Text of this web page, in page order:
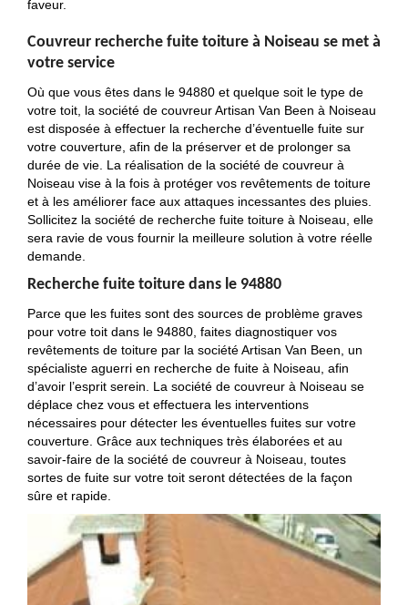
faveur.
Couvreur recherche fuite toiture à Noiseau se met à
votre service
Où que vous êtes dans le 94880 et quelque soit le type de
votre toit, la société de couvreur Artisan Van Been à Noiseau
est disposée à effectuer la recherche d’éventuelle fuite sur
votre couverture, afin de la préserver et de prolonger sa
durée de vie. La réalisation de la société de couvreur à
Noiseau vise à la fois à protéger vos revêtements de toiture
et à les améliorer face aux attaques incessantes des pluies.
Sollicitez la société de recherche fuite toiture à Noiseau, elle
sera ravie de vous fournir la meilleure solution à votre réelle
demande.
Recherche fuite toiture dans le 94880
Parce que les fuites sont des sources de problème graves
pour votre toit dans le 94880, faites diagnostiquer vos
revêtements de toiture par la société Artisan Van Been, un
spécialiste aguerri en recherche de fuite à Noiseau, afin
d’avoir l’esprit serein. La société de couvreur à Noiseau se
déplace chez vous et effectuera les interventions
nécessaires pour détecter les éventuelles fuites sur votre
couverture. Grâce aux techniques très élaborées et au
savoir-faire de la société de couvreur à Noiseau, toutes
sortes de fuite sur votre toit seront détectées de la façon
sûre et rapide.